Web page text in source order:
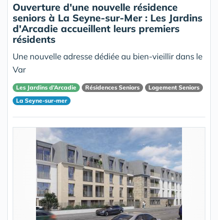
Ouverture d'une nouvelle résidence
seniors à La Seyne-sur-Mer : Les Jardins
d'Arcadie accueillent leurs premiers
résidents
Une nouvelle adresse dédiée au bien-vieillir dans le
Var
Les Jardins d’Arcadie Résidences Seniors
Logement Seniors
La Seyne-sur-mer